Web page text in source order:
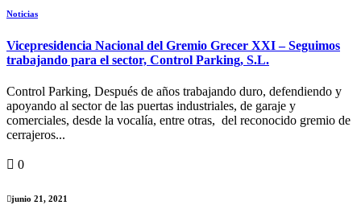
Noticias
Vicepresidencia Nacional del Gremio Grecer XXI – Seguimos
trabajando para el sector, Control Parking, S.L.
Control Parking, Después de años trabajando duro, defendiendo y
apoyando al sector de las puertas industriales, de garaje y
comerciales, desde la vocalía, entre otras, del reconocido gremio de
cerrajeros...
0
junio 21, 2021